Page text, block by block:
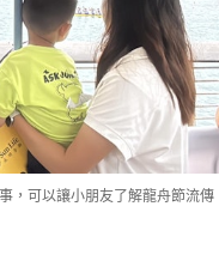
，可以讓小朋友了解龍舟節流傳